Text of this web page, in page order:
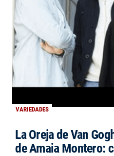
VARIEDADES
La Oreja de Van
de Amaia Montero: